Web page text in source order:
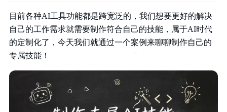
目前各种AI工具功能都是跨宽泛的，我们想要更好的解决
自己的工作需求就需要制作符合自己的技能，属于AI时代
的定制化了，今天我们就通过一个案例来聊聊制作自己的
专属技能！